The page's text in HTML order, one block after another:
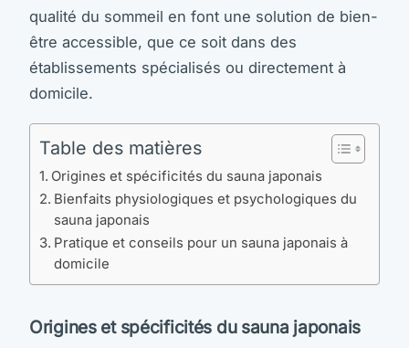
qualité du sommeil en font une solution de bien-
être accessible, que ce soit dans des
établissements spécialisés ou directement à
domicile.
Table des matières
Origines et spécificités du sauna japonais
Bienfaits physiologiques et psychologiques du
sauna japonais
Pratique et conseils pour un sauna japonais à
domicile
Origines et spécificités du sauna japonais